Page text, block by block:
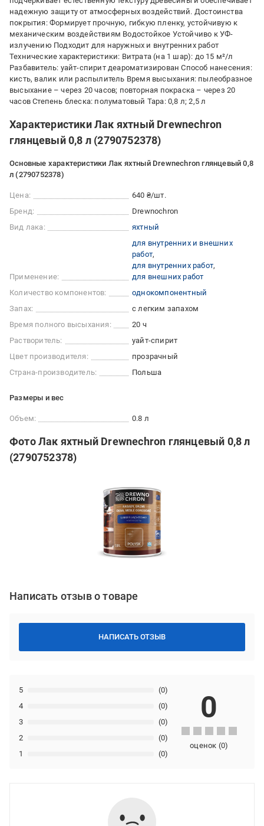
надежную защиту от атмосферных воздействий. Достоинства
покрытия: Формирует прочную, гибкую пленку, устойчивую к
механическим воздействиям Водостойкое Устойчиво к УФ-
излучению Подходит для наружных и внутренних работ
Технические характеристики: Витрата (на 1 шар): до 15 м²/л
Разбавитель: уайт-спирит деароматизирован Способ нанесения:
кисть, валик или распылитель Время высыхания: пылеобразное
высыхание – через 20 часов; повторная покраска – через 20
часов Степень блеска: полуматовый Тара: 0,8 л; 2,5 л
Характеристики Лак яхтный Drewnechron
глянцевый 0,8 л (2790752378)
Основные характеристики Лак яхтный Drewnechron глянцевый 0,8
л (2790752378)
Цена:
640 ₴/шт.
Бренд:
Drewnochron
Вид лака:
яхтный
Применение:
для внутренних и внешних
работ
для внутренних работ
для внешних работ
Количество компонентов:
однокомпонентный
Запах:
с легким запахом
Время полного высыхания:
20 ч
Растворитель:
уайт-спирит
Цвет производителя:
прозрачный
Страна-производитель:
Польша
Размеры и вес
Объем: 0.8 л
Фото Лак яхтный Drewnechron глянцевый 0,8 л
(2790752378)
Написать отзыв о товаре
НАПИСАТЬ ОТЗЫВ
1 (0)
2 (0)
3 (0)
4 (0)
5 (0)
0
оценок (0)